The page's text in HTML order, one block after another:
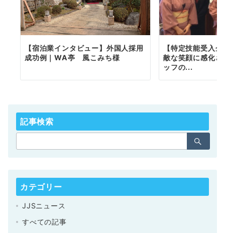
【宿泊業インタビュー】外国人採用
成功例｜WA亭 風こみち様
【特定技能受入
敵な笑顔に感化
ッフの...
記事検索
カテゴリー
JJSニュース
すべての記事